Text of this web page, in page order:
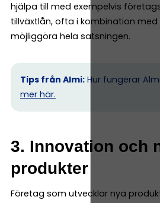
hjälpa till med exempelvis
tillväxtlån, ofta i kombination
möjliggöra hela satsningen.
Tips från Almi: Hur fungerar
mer här.
3. Innovation och
produkter
Företag som utvecklar nya